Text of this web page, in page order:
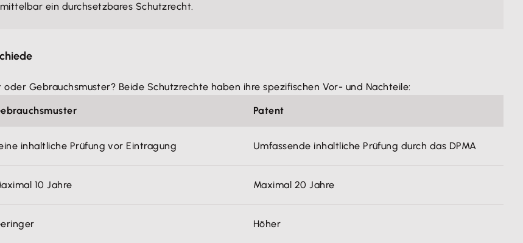
ein durchsetzbares Schutzrecht.
Gebrauchsmuster? Beide Schutzrechte haben ihre spezifischen Vor- und Nachteile:
Patent
inhaltliche Prüfung vor Eintragung Umfassende inhaltliche Prüfung durch das DPMA
10 Jahre Maximal 20 Jahre
Höher